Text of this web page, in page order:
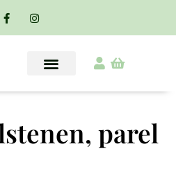
parel